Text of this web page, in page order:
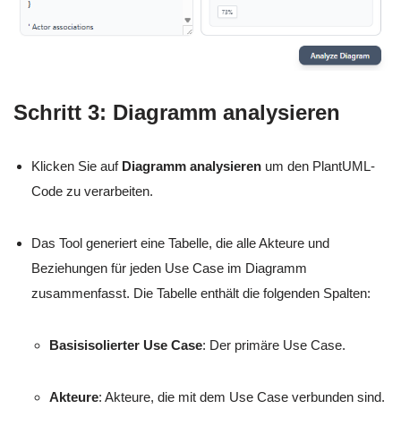
Schritt 3: Diagramm analysieren
Klicken Sie auf Diagramm analysieren um den PlantUML-
Code zu verarbeiten.
Das Tool generiert eine Tabelle, die alle Akteure und
Beziehungen für jeden Use Case im Diagramm
zusammenfasst. Die Tabelle enthält die folgenden Spalten:
Basisisolierter Use Case: Der primäre Use Case.
Akteure: Akteure, die mit dem Use Case verbunden sind.